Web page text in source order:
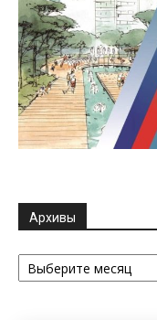
Архивы
Архивы